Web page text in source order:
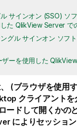
サインオン (SSO) ソ
た QlikView Server で
グル サインオン ソフ
ザーを使用した
(ブラウザを使用
クライアント
ードして開くかの
によりセッショ